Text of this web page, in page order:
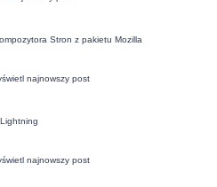
Stron z pakietu Mozilla